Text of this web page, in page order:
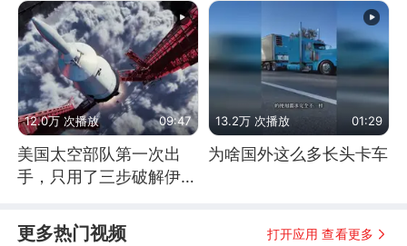
12.0万 次播放 09:47
美国太空部队第一次出
手，只用了三步破解伊朗
13.2万 次播放 01:29
为啥国外这么多长头卡车
更多热门视频 打开应用 查看更多